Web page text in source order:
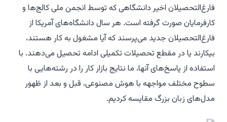
فارغ‌التحصیلان اخیر دانشگاهی که توسط انجمن ملی کالج‌ها و
کارفرمایان صورت گرفته است. هر سال دانشگاه‌های آمریکا از
فارغ‌التحصیلان جدید می‌پرسند که آیا مشغول به کار هستند،
بیکارند یا در مقطع تحصیلات تکمیلی ادامه تحصیل می‌دهند. با
استفاده از پاسخ‌های آنها، ما نتایج بازار کار را در رشته‌هایی با
سطوح مختلف مواجهه با هوش مصنوعی، قبل و بعد از ظهور
مدل‌های زبان بزرگ مقایسه کردیم.